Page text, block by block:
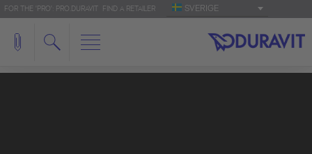
FOR THE 'PRO': PRO.DURAVIT FIND A RETAILER SVERIGE